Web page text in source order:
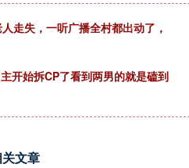
走失，一听广播全村都出动了，
开始拆CP了看到两男的就是磕到
文章